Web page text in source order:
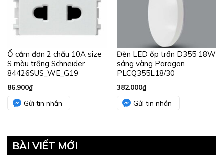
Ổ cắm đơn 2 chấu 10A size
S màu trắng Schneider
84426SUS_WE_G19
86.900₫
Gửi tin nhắn
Đèn LED ốp trần D355 18W
sáng vàng Paragon
PLCQ355L18/30
382.000₫
Gửi tin nhắn
BÀI VIẾT MỚI